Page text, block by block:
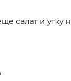
салат и утку